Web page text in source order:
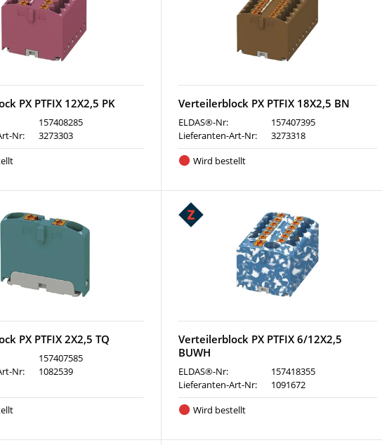
PX PTFIX 12X2,5 PK
157408285
Nr:
3273303
Verteilerblock PX PTFIX 18X2,5 BN
ELDAS®-Nr:
157407395
Lieferanten-Art-Nr:
3273318
Wird bestellt
PX PTFIX 2X2,5 TQ
157407585
Nr:
1082539
Verteilerblock PX PTFIX 6/12X2,5
BUWH
ELDAS®-Nr:
157418355
Lieferanten-Art-Nr:
1091672
Wird bestellt